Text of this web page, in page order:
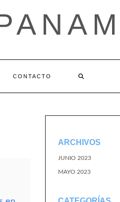
CONTACTO
ARCHIVOS
JUNIO 2023
MAYO 2023